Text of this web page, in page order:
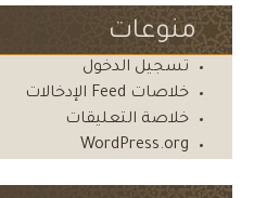
منوعات
تسجيل الدخول
خلاصات Feed الإدخالات
خلاصة التعليقات
WordPress.org